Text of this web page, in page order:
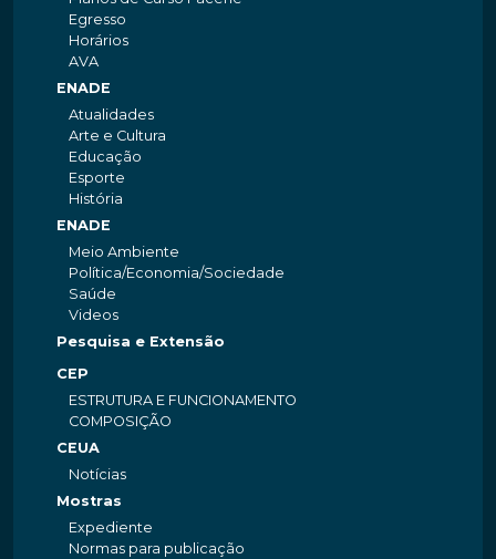
Egresso
Horários
AVA
ENADE
Atualidades
Arte e Cultura
Educação
Esporte
História
ENADE
Meio Ambiente
Política/Economia/Sociedade
Saúde
Videos
Pesquisa e Extensão
CEP
ESTRUTURA E FUNCIONAMENTO
COMPOSIÇÃO
CEUA
Notícias
Mostras
Expediente
Normas para publicação